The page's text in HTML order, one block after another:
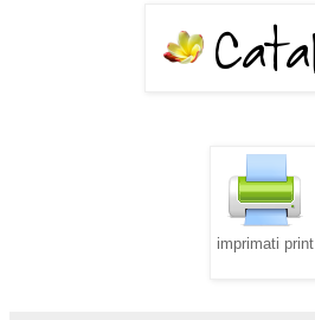
imprimati print